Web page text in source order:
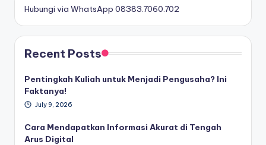
Hubungi via WhatsApp 08383.7060.702
Recent Posts
Pentingkah Kuliah untuk Menjadi Pengusaha? Ini
Faktanya!
July 9, 2026
Cara Mendapatkan Informasi Akurat di Tengah
Arus Digital